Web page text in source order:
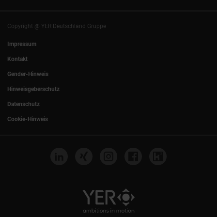
Rostock| Berlin
Copyright @ YER Deutschland Gruppe
Impressum
Kontakt
Gender-Hinweis
Hinweisgeberschutz
Datenschutz
Cookie-Hinweis